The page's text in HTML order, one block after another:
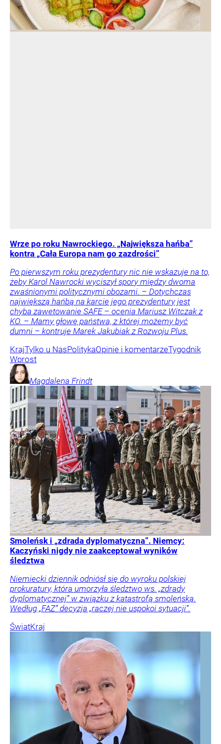
Wrze po roku Nawrockiego. „Największa hańba”
kontra „Cała Europa nam go zazdrości”
Po pierwszym roku prezydentury nic nie wskazuje na to,
żeby Karol Nawrocki wyciszył spory między dwoma
zwaśnionymi politycznymi obozami. – Dotychczas
największą hańbą na karcie jego prezydentury jest
chyba zawetowanie SAFE – ocenia Mariusz Witczak z
KO. – Mamy głowę państwa, z której możemy być
dumni – kontruje Marek Jakubiak z Rozwoju Plus.
KrajTylko u NasPolitykaOpinie i komentarzeTygodnik
Wprost
Magdalena Frindt
Smoleńsk i „zdrada dyplomatyczna”. Niemcy:
Kaczyński nigdy nie zaakceptował wyników
śledztwa
Niemiecki dziennik odniósł się do wyroku polskiej
prokuratury, która umorzyła śledztwo ws. „zdrady
dyplomatycznej” w związku z katastrofą smoleńską.
Według „FAZ” decyzja „raczej nie uspokoi sytuacji”.
ŚwiatKraj